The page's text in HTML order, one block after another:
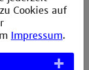
Cookies auf
Impressum.